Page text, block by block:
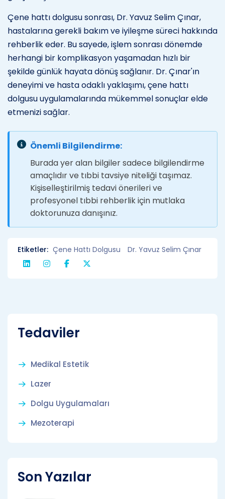
Çene hattı dolgusu sonrası, Dr. Yavuz Selim Çınar,
hastalarına gerekli bakım ve iyileşme süreci hakkında
rehberlik eder. Bu sayede, işlem sonrası dönemde
herhangi bir komplikasyon yaşamadan hızlı bir
şekilde günlük hayata dönüş sağlanır. Dr. Çınar'ın
deneyimi ve hasta odaklı yaklaşımı, çene hattı
dolgusu uygulamalarında mükemmel sonuçlar elde
etmenizi sağlar.
Önemli Bilgilendirme:
Burada yer alan bilgiler sadece bilgilendirme
amaçlıdır ve tıbbi tavsiye niteliği taşımaz.
Kişiselleştirilmiş tedavi önerileri ve
profesyonel tıbbi rehberlik için mutlaka
doktorunuza danışınız.
Etiketler: Çene Hattı Dolgusu Dr. Yavuz Selim Çınar
Tedaviler
Medikal Estetik
Lazer
Dolgu Uygulamaları
Mezoterapi
Son Yazılar